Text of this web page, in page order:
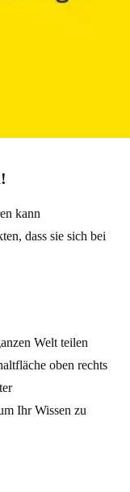
kann
dass sie sich bei
Welt teilen
oben rechts
Ihr Wissen zu